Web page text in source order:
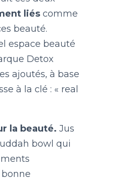
liés comme
beauté.
espace beauté
Detox
ajoutés, à base
à la clé : « real
la beauté. Jus
bowl qui